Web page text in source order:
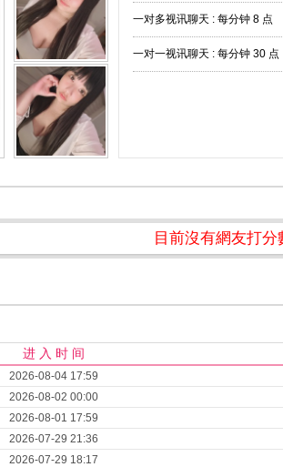
一对多视讯聊天 : 每分钟 8 点
一对一视讯聊天 : 每分钟 30 点
目前沒有網友打分
进 入 时 间
2026-08-04 17:59
2026-08-02 00:00
2026-08-01 17:59
2026-07-29 21:36
2026-07-29 18:17